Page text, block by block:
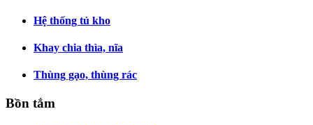
Hệ thống tủ kho
Khay chia thìa, nĩa
Thùng gạo, thùng rác
Bồn tắm